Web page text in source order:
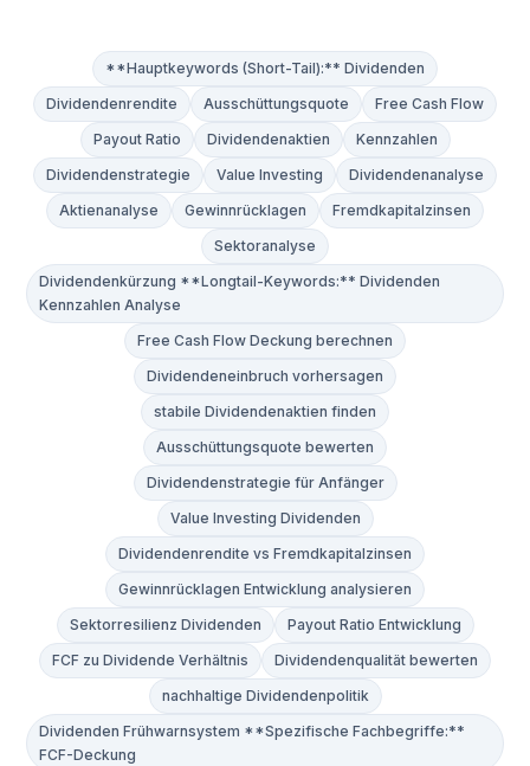
**Hauptkeywords (Short-Tail):** Dividenden
Dividendenrendite
Ausschüttungsquote
Free Cash Flow
Payout Ratio
Dividendenaktien
Kennzahlen
Dividendenstrategie
Value Investing
Dividendenanalyse
Aktienanalyse
Gewinnrücklagen
Fremdkapitalzinsen
Sektoranalyse
Dividendenkürzung **Longtail-Keywords:** Dividenden
Kennzahlen Analyse
Free Cash Flow Deckung berechnen
Dividendeneinbruch vorhersagen
stabile Dividendenaktien finden
Ausschüttungsquote bewerten
Dividendenstrategie für Anfänger
Value Investing Dividenden
Dividendenrendite vs Fremdkapitalzinsen
Gewinnrücklagen Entwicklung analysieren
Sektorresilienz Dividenden
Payout Ratio Entwicklung
FCF zu Dividende Verhältnis
Dividendenqualität bewerten
nachhaltige Dividendenpolitik
Dividenden Frühwarnsystem **Spezifische Fachbegriffe:**
FCF-Deckung